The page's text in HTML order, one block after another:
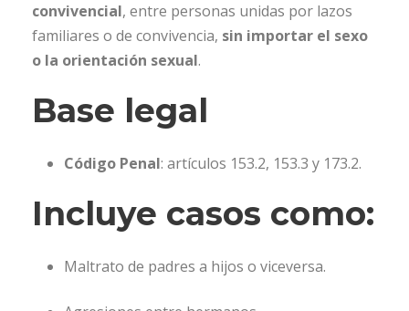
convivencial, entre personas unidas por lazos
familiares o de convivencia, sin importar el sexo
o la orientación sexual.
Base legal
Código Penal: artículos 153.2, 153.3 y 173.2.
Incluye casos como:
Maltrato de padres a hijos o viceversa.